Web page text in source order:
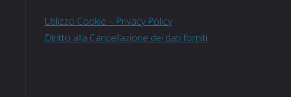
Utilizzo Cookie – Privacy Policy
Diritto alla Cancellazione dei dati forniti